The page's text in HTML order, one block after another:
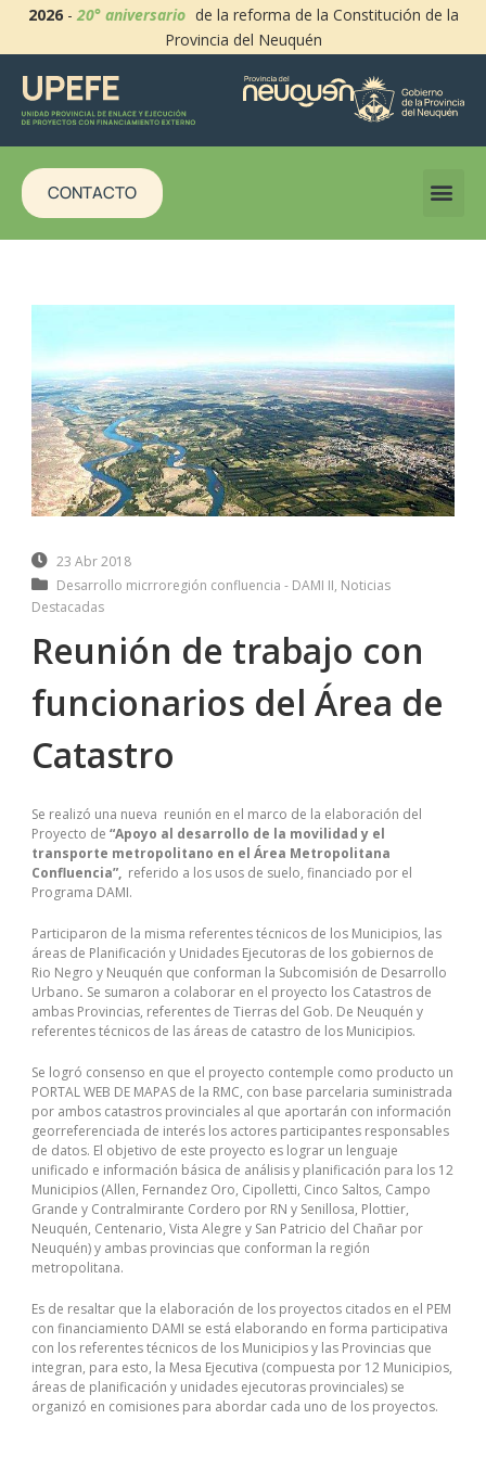
2026-20° aniversario de la reforma de la Constitución de la
Provincia del Neuquén
CONTACTO
23 Abr 2018
Desarrollo micrroregión confluencia - DAMI II, Noticias
Destacadas
Reunión de trabajo con
funcionarios del Área de
Catastro
Se realizó una nueva reunión en el marco de la elaboración del
Proyecto de “Apoyo al desarrollo de la movilidad y el
transporte metropolitano en el Área Metropolitana
Confluencia”, referido a los usos de suelo, financiado por el
Programa DAMI.
Participaron de la misma referentes técnicos de los Municipios, las
áreas de Planificación y Unidades Ejecutoras de los gobiernos de
Rio Negro y Neuquén que conforman la Subcomisión de Desarrollo
Urbano. Se sumaron a colaborar en el proyecto los Catastros de
ambas Provincias, referentes de Tierras del Gob. De Neuquén y
referentes técnicos de las áreas de catastro de los Municipios.
Se logró consenso en que el proyecto contemple como producto un
PORTAL WEB DE MAPAS de la RMC, con base parcelaria suministrada
por ambos catastros provinciales al que aportarán con información
georreferenciada de interés los actores participantes responsables
de datos. El objetivo de este proyecto es lograr un lenguaje
unificado e información básica de análisis y planificación para los 12
Municipios (Allen, Fernandez Oro, Cipolletti, Cinco Saltos, Campo
Grande y Contralmirante Cordero por RN y Senillosa, Plottier,
Neuquén, Centenario, Vista Alegre y San Patricio del Chañar por
Neuquén) y ambas provincias que conforman la región
metropolitana.
Es de resaltar que la elaboración de los proyectos citados en el PEM
con financiamiento DAMI se está elaborando en forma participativa
con los referentes técnicos de los Municipios y las Provincias que
integran, para esto, la Mesa Ejecutiva (compuesta por 12 Municipios,
áreas de planificación y unidades ejecutoras provinciales) se
organizó en comisiones para abordar cada uno de los proyectos.